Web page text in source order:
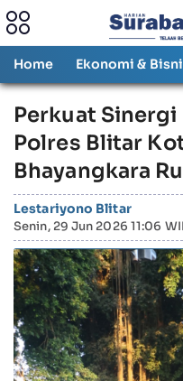
Home Ekonomi &
Perkuat Sinergi
Polres Blitar
Bhayangkara
Lestariyono Blitar
Senin, 29 Jun 2026 11:06